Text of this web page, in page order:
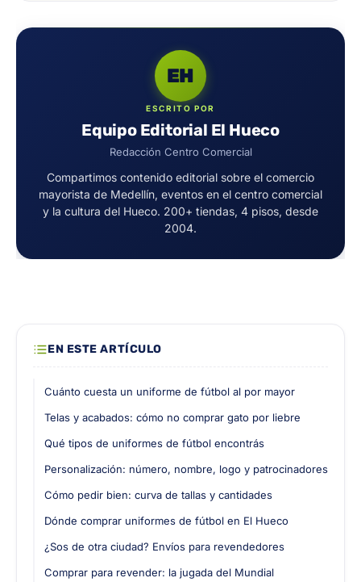
EH
ESCRITO POR
Equipo Editorial El Hueco
Redacción Centro Comercial
Compartimos contenido editorial sobre el comercio
mayorista de Medellín, eventos en el centro comercial
y la cultura del Hueco. 200+ tiendas, 4 pisos, desde
2004.
EN ESTE ARTÍCULO
Cuánto cuesta un uniforme de fútbol al por mayor
Telas y acabados: cómo no comprar gato por liebre
Qué tipos de uniformes de fútbol encontrás
Personalización: número, nombre, logo y patrocinadores
Cómo pedir bien: curva de tallas y cantidades
Dónde comprar uniformes de fútbol en El Hueco
¿Sos de otra ciudad? Envíos para revendedores
Comprar para revender: la jugada del Mundial